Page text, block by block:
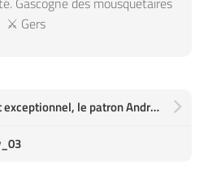
⚔️ Gers
Découverte d'un endroit exceptionnel, le patron Andréa est un boute-en-train généreux, légumes du jardin de son grand père en Italie